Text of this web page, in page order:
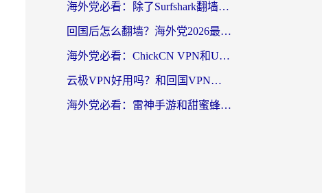
海外党必看：除了Surfshark翻墙回国，这些加速器选择技巧你真的懂吗？
回国后怎么翻墙？海外党2026最新无缝访问国内资源全攻略（附对比实测）
海外党必看：ChickCN VPN和UfunR VPN对比哪个回国效果更好？附实用选择指南
云极VPN好用吗？和回国VPN对比哪个回国效果更好？海外党亲测避坑指南
海外党必看：雷神手游和甜蜜蜂好用吗？3步选对回国加速器无缝刷国内资源